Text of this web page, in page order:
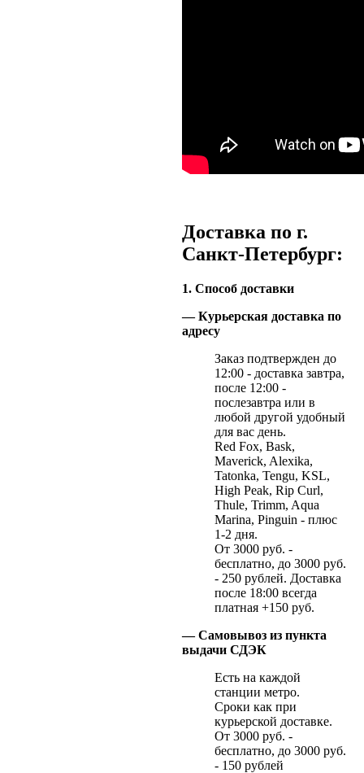
Доставка по г.
Санкт-Петербург:
1. Способ доставки
— Курьерская доставка по
адресу
Заказ подтвержден до
12:00 - доставка завтра,
после 12:00 -
послезавтра или в
любой другой удобный
для вас день.
Red Fox, Bask,
Maverick, Alexika,
Tatonka, Tengu, KSL,
High Peak, Rip Curl,
Thule, Trimm, Aqua
Marina, Pinguin - плюс
1-2 дня.
От 3000 руб. -
бесплатно, до 3000 руб.
- 250 рублей. Доставка
после 18:00 всегда
платная +150 руб.
— Самовывоз из пункта
выдачи СДЭК
Есть на каждой
станции метро.
Сроки как при
курьерской доставке.
От 3000 руб. -
бесплатно, до 3000 руб.
- 150 рублей